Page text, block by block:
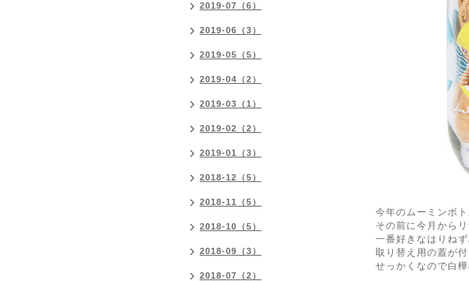
今年のムーミンボ
その前に今月から
一番好きなはりね
取り替え用の蓋が
せっかくなので白
2019-07（6）
2019-06（3）
2019-05（5）
2019-04（2）
2019-03（1）
2019-02（2）
2019-01（3）
2018-12（5）
2018-11（5）
2018-10（5）
2018-09（3）
2018-07（2）